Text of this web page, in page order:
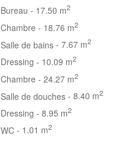
Bureau - 17.50 m2
Chambre - 18.76 m2
Salle de bains - 7.67 m2
Dressing - 10.09 m2
Chambre - 24.27 m2
Salle de douches - 8.40 m2
Dressing - 8.95 m2
WC - 1.01 m2